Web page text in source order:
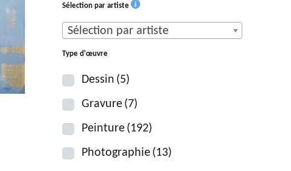
Sélection par artiste
Sélection par artiste
Type d'œuvre
Dessin (5)
Gravure (7)
Peinture (192)
Photographie (13)